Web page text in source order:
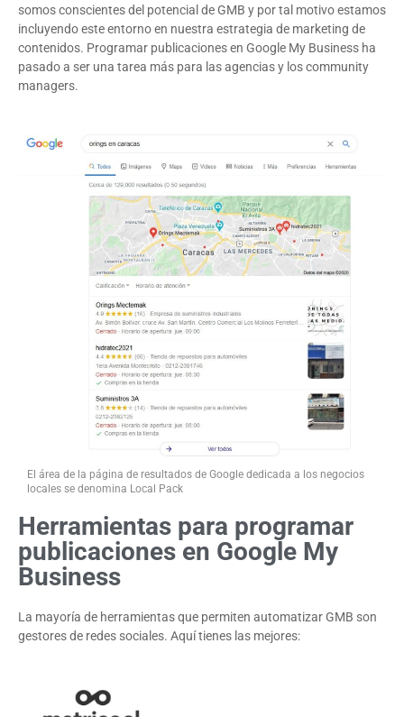
somos conscientes del potencial de GMB y por tal motivo estamos
incluyendo este entorno en nuestra estrategia de marketing de
contenidos. Programar publicaciones en Google My Business ha
pasado a ser una tarea más para las agencias y los community
managers.
El área de la página de resultados de Google dedicada a los negocios
locales se denomina Local Pack
Herramientas para programar
publicaciones en Google My
Business
La mayoría de herramientas que permiten automatizar GMB son
gestores de redes sociales. Aquí tienes las mejores: